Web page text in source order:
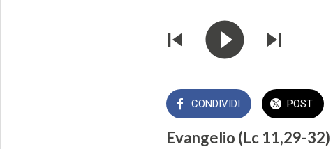
CONDIVIDI POST
Evangelio (Lc 11,29-32)